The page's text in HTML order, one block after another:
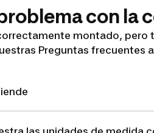
con la
montado,
Preguntas frecuentes